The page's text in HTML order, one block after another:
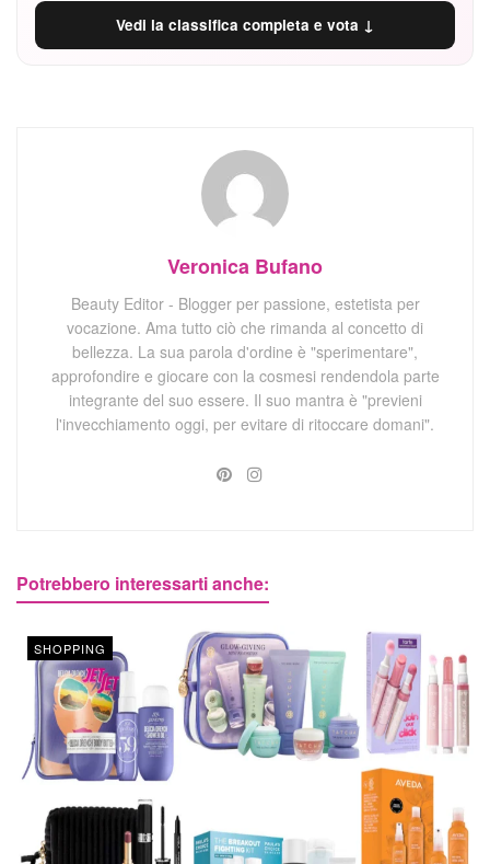
Vedi la classifica completa e vota ↓
Veronica Bufano
Beauty Editor - Blogger per passione, estetista per
vocazione. Ama tutto ciò che rimanda al concetto di
bellezza. La sua parola d'ordine è "sperimentare",
approfondire e giocare con la cosmesi rendendola parte
integrante del suo essere. Il suo mantra è "previeni
l'invecchiamento oggi, per evitare di ritoccare domani".
Potrebbero interessarti anche:
SHOPPING